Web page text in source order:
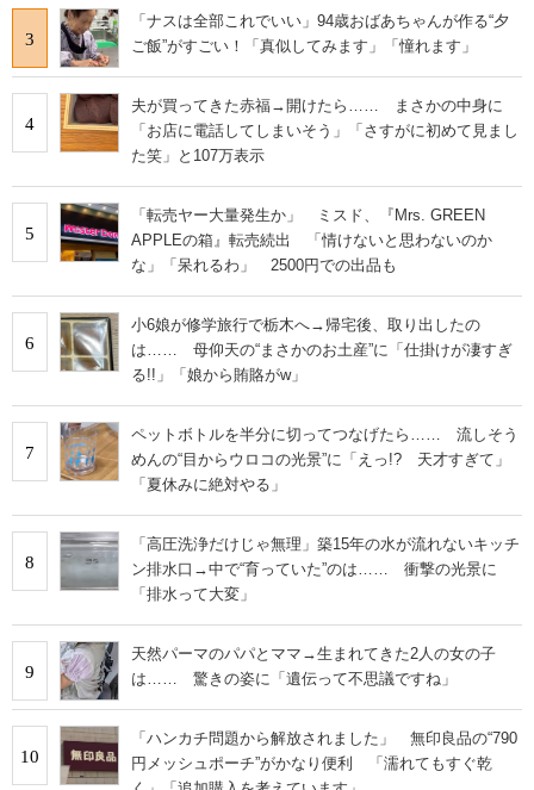
3
「ナスは全部これでいい」94歳おばあちゃんが作る“夕
ご飯”がすごい！「真似してみます」「憧れます」
4
夫が買ってきた赤福→開けたら…… まさかの中身に
「お店に電話してしまいそう」「さすがに初めて見まし
た笑」と107万表示
5
「転売ヤー大量発生か」 ミスド、『Mrs. GREEN
APPLEの箱』転売続出 「情けないと思わないのか
な」「呆れるわ」 2500円での出品も
6
小6娘が修学旅行で栃木へ→帰宅後、取り出したの
は…… 母仰天の“まさかのお土産”に「仕掛けが凄すぎ
る!!」「娘から賄賂がw」
7
ペットボトルを半分に切ってつなげたら…… 流しそう
めんの“目からウロコの光景”に「えっ!? 天才すぎて」
「夏休みに絶対やる」
8
「高圧洗浄だけじゃ無理」築15年の水が流れないキッチ
ン排水口→中で“育っていた”のは…… 衝撃の光景に
「排水って大変」
9
天然パーマのパパとママ→生まれてきた2人の女の子
は…… 驚きの姿に「遺伝って不思議ですね」
10
「ハンカチ問題から解放されました」 無印良品の“790
円メッシュポーチ”がかなり便利 「濡れてもすぐ乾